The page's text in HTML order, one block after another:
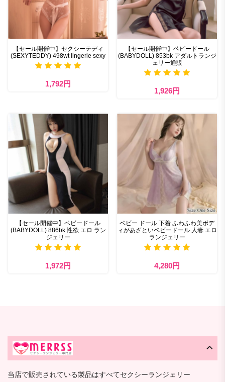
【セール開催中】セクシーテディ
(SEXYTEDDY) 498wt lingerie sexy
1,792円
【セール開催中】ベビードール
(BABYDOLL) 853bk アダルトランジ
ェリー通販
1,926円
【セール開催中】ベビードール
(BABYDOLL) 886bk 性欲 エロ ラン
ジェリー
1,972円
ベビー ドール 下着 ふわふわ美ボデ
ィがあざといベビードール 人妻 エロ
ランジェリー
4,280円
当店で販売されている製品はすべてセクシーランジェリー